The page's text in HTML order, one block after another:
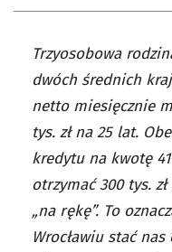
Trzyosobowa
dwóch średnich
netto miesięcznie
tys. zł na 25 lat.
kredytu na kwotę
otrzymać 300 tys.
„na rękę”. To
Wrocławiu stać